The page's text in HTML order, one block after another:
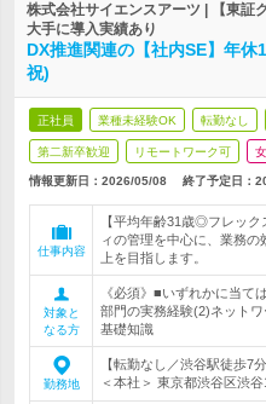
株式会社サイエンスアーツ | 【東証
大手に導入実績あり
DX推進関連の【社内SE】年
祝)
正社員 業種未経験OK 転勤なし
第二新卒歓迎 リモートワーク可
情報更新日：2026/05/08 終了予定日：
仕事内容
【平均年齢31歳◎フレッ
ィの管理を中心に、業務
上を目指します。
対象と
なる方
《必須》■いずれかに当て
部門の実務経験(2)ネット
基礎知識
勤務地
【転勤なし／渋谷駅徒歩7
＜本社＞ 東京都渋谷区渋